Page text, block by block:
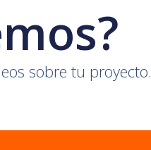
sobre tu proyecto.